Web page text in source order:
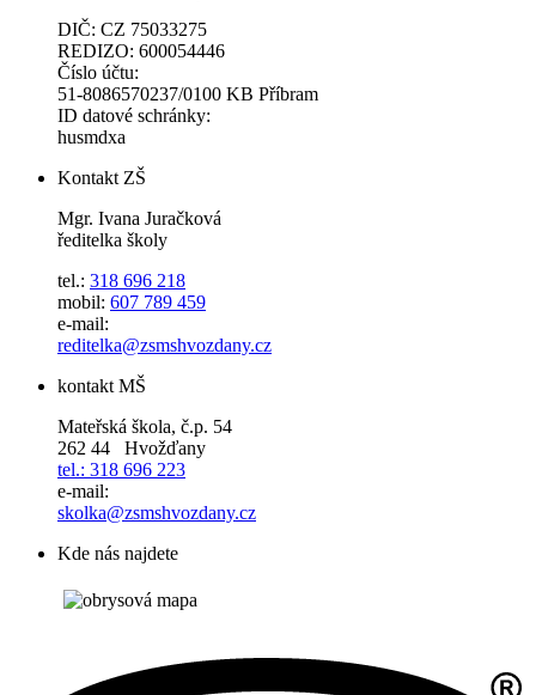
DIČ: CZ 75033275
REDIZO: 600054446
Číslo účtu:
51-8086570237/0100 KB Příbram
ID datové schránky:
husmdxa
Kontakt ZŠ
Mgr. Ivana Juračková
ředitelka školy
tel.: 318 696 218
mobil: 607 789 459
e-mail:
reditelka@zsmshvozdany.cz
kontakt MŠ
Mateřská škola, č.p. 54
262 44 Hvožďany
tel.: 318 696 223
e-mail:
skolka@zsmshvozdany.cz
Kde nás najdete